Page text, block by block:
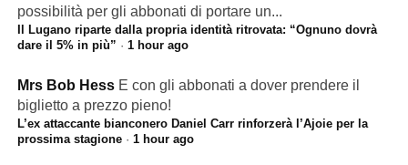
possibilità per gli abbonati di portare un...
Il Lugano riparte dalla propria identità ritrovata: “Ognuno dovrà
dare il 5% in più” · 1 hour ago
Mrs Bob Hess E con gli abbonati a dover prendere il
biglietto a prezzo pieno!
L’ex attaccante bianconero Daniel Carr rinforzerà l’Ajoie per la
prossima stagione· 1 hour ago